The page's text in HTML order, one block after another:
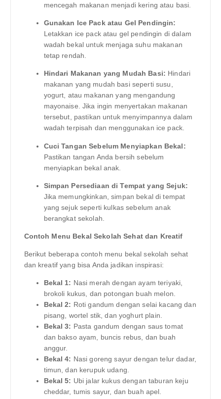
mencegah makanan menjadi kering atau basi.
Gunakan Ice Pack atau Gel Pendingin:
Letakkan ice pack atau gel pendingin di dalam
wadah bekal untuk menjaga suhu makanan
tetap rendah.
Hindari Makanan yang Mudah Basi: Hindari
makanan yang mudah basi seperti susu,
yogurt, atau makanan yang mengandung
mayonaise. Jika ingin menyertakan makanan
tersebut, pastikan untuk menyimpannya dalam
wadah terpisah dan menggunakan ice pack.
Cuci Tangan Sebelum Menyiapkan Bekal:
Pastikan tangan Anda bersih sebelum
menyiapkan bekal anak.
Simpan Persediaan di Tempat yang Sejuk:
Jika memungkinkan, simpan bekal di tempat
yang sejuk seperti kulkas sebelum anak
berangkat sekolah.
Contoh Menu Bekal Sekolah Sehat dan Kreatif
Berikut beberapa contoh menu bekal sekolah sehat
dan kreatif yang bisa Anda jadikan inspirasi:
Bekal 1: Nasi merah dengan ayam teriyaki,
brokoli kukus, dan potongan buah melon.
Bekal 2: Roti gandum dengan selai kacang dan
pisang, wortel stik, dan yoghurt plain.
Bekal 3: Pasta gandum dengan saus tomat
dan bakso ayam, buncis rebus, dan buah
anggur.
Bekal 4: Nasi goreng sayur dengan telur dadar,
timun, dan kerupuk udang.
Bekal 5: Ubi jalar kukus dengan taburan keju
cheddar, tumis sayur, dan buah apel.